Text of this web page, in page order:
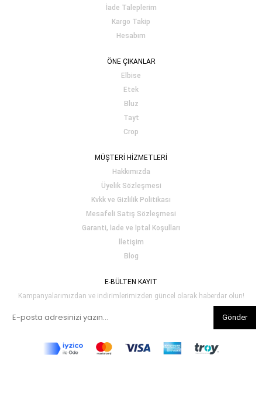
İade Taleplerim
Kargo Takip
Hesabım
ÖNE ÇIKANLAR
Elbise
Etek
Bluz
Tayt
Crop
MÜŞTERİ HİZMETLERİ
Hakkımızda
Üyelik Sözleşmesi
Kvkk ve Gizlilik Politikası
Mesafeli Satış Sözleşmesi
Garanti, İade ve İptal Koşulları
İletişim
Blog
E-BÜLTEN KAYIT
Kampanyalarımızdan ve indirimlerimizden güncel olarak haberdar olun!
Gönder